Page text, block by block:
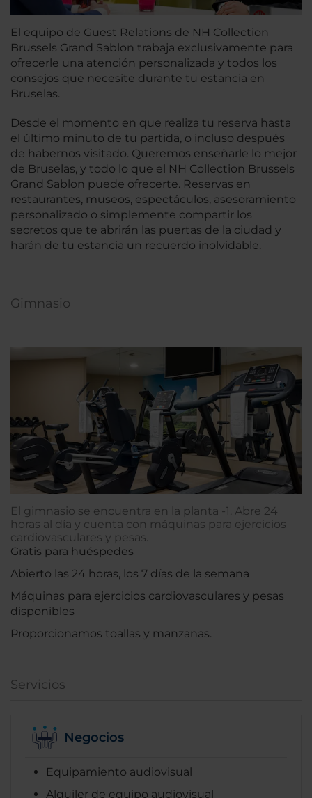
El equipo de Guest Relations de NH Collection
Brussels Grand Sablon trabaja exclusivamente para
ofrecerle una atención personalizada y todos los
consejos que necesite durante tu estancia en
Bruselas.
Desde el momento en que realiza tu reserva hasta
el último minuto de tu partida, o incluso después
de habernos visitado. Queremos enseñarle lo mejor
de Bruselas, y todo lo que el NH Collection Brussels
Grand Sablon puede ofrecerte. Reservas en
restaurantes, museos, espectáculos, asesoramiento
personalizado o simplemente compartir los
secretos que te abrirán las puertas de la ciudad y
harán de tu estancia un recuerdo inolvidable.
Gimnasio
El gimnasio se encuentra en la planta -1. Abre 24
horas al día y cuenta con máquinas para ejercicios
cardiovasculares y pesas.
Gratis para huéspedes
Abierto las 24 horas, los 7 días de la semana
Máquinas para ejercicios cardiovasculares y pesas
disponibles
Proporcionamos toallas y manzanas.
Servicios
Negocios
Equipamiento audiovisual
Alquiler de equipo audiovisual